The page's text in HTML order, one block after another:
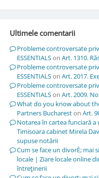
Ultimele comentarii
Probleme controversate
ESSENTIALSon Art. 1310.
Probleme controversate
ESSENTIALSon Art. 2017.
Probleme controversate
ESSENTIALSon Art. 2009.
What do you know about
Partners Buchareston Art.
Notarea în cartea funciară
Timisoara cabinet Mirela
supuse notării
Cum se face un divorÈ; mai
locale | Ziare locale online
întreţinerii